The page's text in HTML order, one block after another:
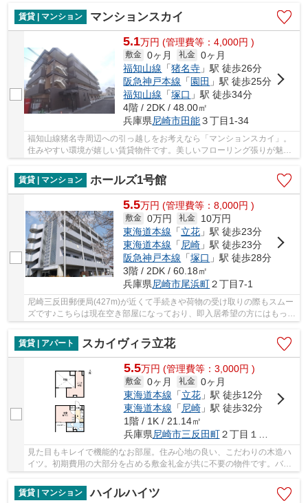
賃貸 | マンション
マンションスカイ
5.1万円 (管理費等：4,000円 )
敷金 0ヶ月 礼金 0ヶ月
福知山線 「猪名寺 」駅 徒歩26分
阪急神戸本線 「園田 」駅 徒歩25分
福知山線 「塚口 」駅 徒歩34分
4階 / 2DK / 48.00㎡
兵庫県尼崎市田能３丁目1-34
福知山線猪名寺周辺への引っ越しをお考えなら「マンションスカイ」。
住みやすい環境が嬉しい賃貸物件です。美しいフローリング張りが魅力
のマンションとなっています。専有面積48㎡の...
賃貸 | マンション
ホールズ1号館
5.5万円 (管理費等：8,000円 )
敷金 0万円 礼金
10万円
東海道本線 「立花 」駅 徒歩23分
東海道本線 「 尼崎 」駅 徒歩23分
阪急神戸本線 「塚口 」駅 徒歩28分
3階 / 2DK / 60.18㎡
兵庫県尼崎市尾浜町２丁目7-1
尼崎三反田郵便局(427m)が近くて手続きや荷物の受け取りの際もスムー
ズです♪こちらは現在空き部屋になっており、即入居希望の方にはもって
こいの物件です♪使って嬉しいCATV対応のマン...
賃貸 | アパート
スカイヴィラ立花
5.5万円 (管理費等：3,000円 )
敷金 0ヶ月 礼金 0ヶ月
東海道本線 「立花」駅 徒歩12分
東海道本線 「尼崎」駅 徒歩32分
1階 / 1K / 21.14㎡
兵庫県尼崎市三反田町２丁目１－３２
見た目もキレイで機能的なお部屋。住み心地の良い、こだわりの木造ハ
イツ。初期費用の大部分を占める敷金礼金が共に不要の物件です。バル
コニー付きのハイツでガーデニングを楽しみま...
賃貸 | マンション
ハイルハイツ